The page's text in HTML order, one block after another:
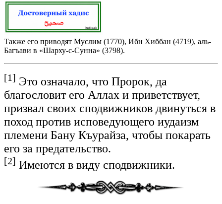
Также его приводят Муслим (1770), Ибн Хиббан (4719), аль-
Багъави в «Шарху-с-Сунна» (3798).
[1] Это означало, что Пророк, да
благословит его Аллах и приветствует,
призвал своих сподвижников двинуться в
поход против исповедующего иудаизм
племени Бану Къурайза, чтобы покарать
его за предательство.
[2] Имеются в виду сподвижники.